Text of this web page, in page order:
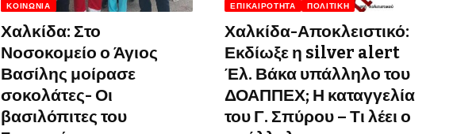
ΚΟΙΝΩΝΊΑ
Χαλκίδα: Στο
Νοσοκομείο ο Άγιος
Βασίλης μοίρασε
σοκολάτες- Οι
βασιλόπιτες του
ΕΠΙΚΑΙΡΌΤΗΤΑ ΠΟΛΙΤΙΚΉ
Χαλκίδα-Αποκλειστικό:
Εκδίωξε η silver alert
Έλ. Βάκα υπάλληλο του
ΔΟΑΠΠΕΧ; Η καταγγελία
του Γ. Σπύρου – Τι λέει ο